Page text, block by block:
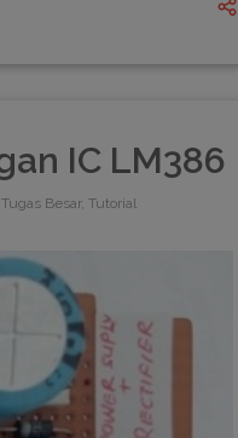
IC LM386
Besar, Tutorial